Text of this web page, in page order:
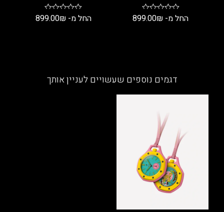
החל מ- 899.00₪
סוגים.
ניתן
את
האפשרויות
בעמוד
המוצר
החל מ- 899.00₪
סוגים.
דגמים נוספים שעשויים לעניין אותך